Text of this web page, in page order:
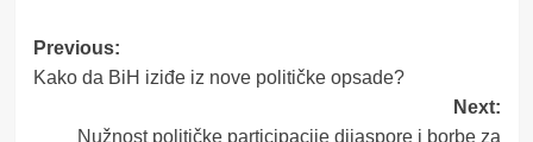
Post
navigation
Previous:
Kako da BiH iziđe iz nove političke opsade?
Next:
Nužnost političke participacije dijaspore i borbe za